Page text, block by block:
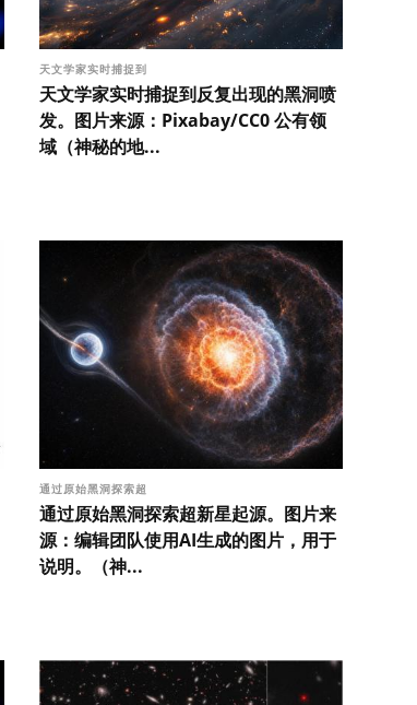
天文学家实时捕捉到
天文学家实时捕捉到反复出现的黑洞喷
发。图片来源：Pixabay/CC0 公有领
域（神秘的地...
通过原始黑洞探索超
通过原始黑洞探索超新星起源。图片来
源：编辑团队使用AI生成的图片，用于
说明。（神...